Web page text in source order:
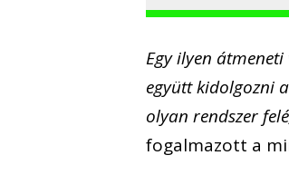
Egy ilyen
együtt kidolgozni
olyan rendszer
fogalmazott a